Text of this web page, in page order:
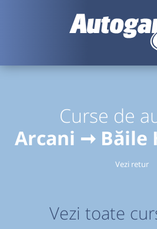
Curse de
Arcani ➞ Băile
Vezi retur
Vezi toate